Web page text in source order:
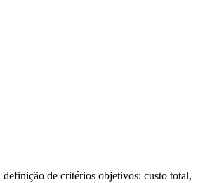
de critérios objetivos: custo total,